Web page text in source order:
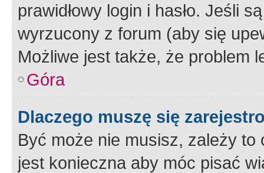
prawidłowy login i hasło. Jeśli
wyrzucony z forum (aby się
Możliwe jest także, że problem
Góra
Dlaczego muszę się
Być może nie musisz, zależy
jest konieczna aby móc pisać